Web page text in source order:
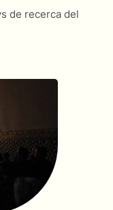
de recerca del